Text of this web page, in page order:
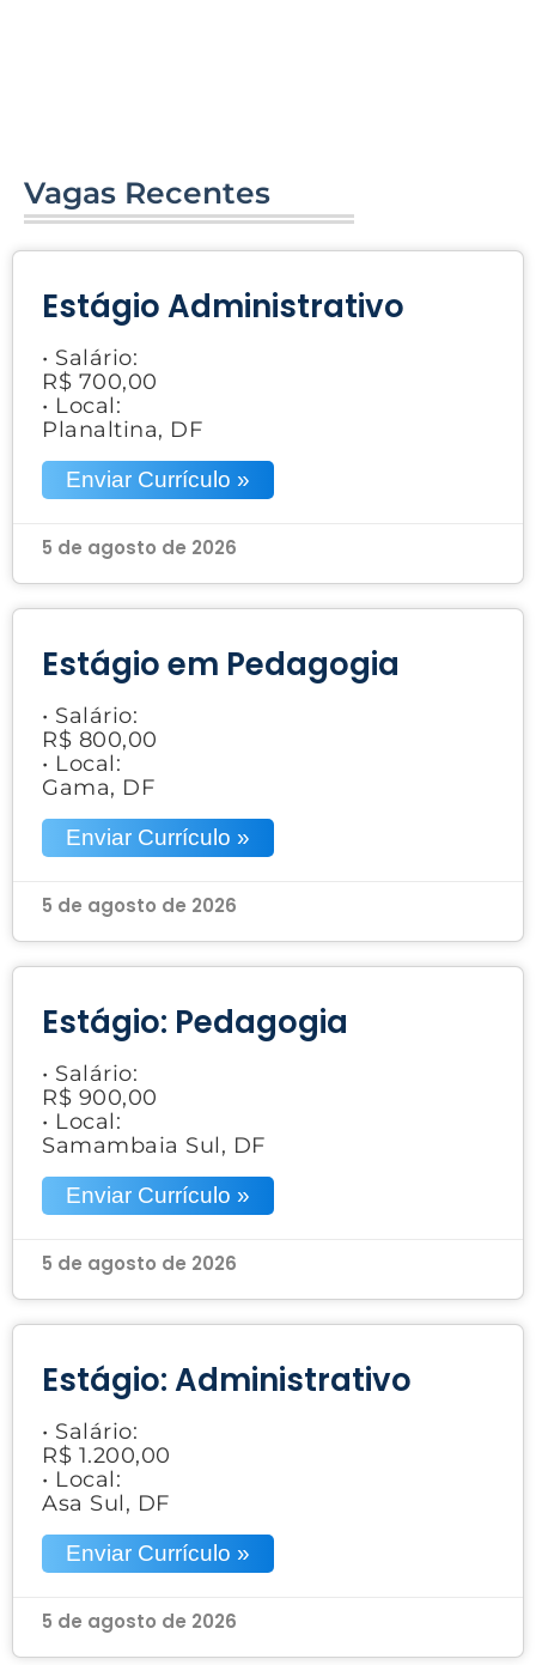
Vagas Recentes
Estágio Administrativo
• Salário:
R$ 700,00
• Local:
Planaltina, DF
Enviar Currículo »
5 de agosto de 2026
Estágio em Pedagogia
• Salário:
R$ 800,00
• Local:
Gama, DF
Enviar Currículo »
5 de agosto de 2026
Estágio: Pedagogia
• Salário:
R$ 900,00
• Local:
Samambaia Sul, DF
Enviar Currículo »
5 de agosto de 2026
Estágio: Administrativo
• Salário:
R$ 1.200,00
• Local:
Asa Sul, DF
Enviar Currículo »
5 de agosto de 2026